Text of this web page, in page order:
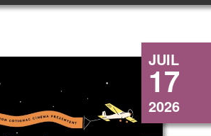
JUIL
17
2026